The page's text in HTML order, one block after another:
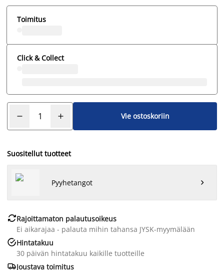
Toimitus
Click & Collect
Vie ostoskoriin
Suositellut tuotteet
Pyyhetangot 
Rajoittamaton palautusoikeus
Ei aikarajaa - palauta mihin tahansa JYSK-myymälään
Hintatakuu
30 päivän hintatakuu kaikille tuotteille
Joustava toimitus